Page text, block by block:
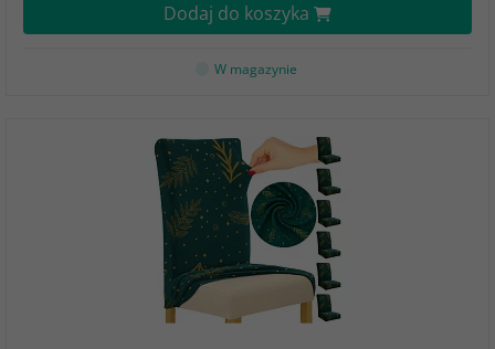
Dodaj do koszyka
W magazynie